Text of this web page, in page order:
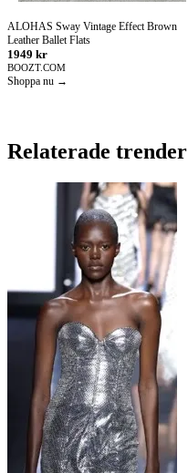
ALOHAS Sway Vintage Effect Brown
Leather Ballet Flats
1949 kr
BOOZT.COM
Shoppa nu →
Relaterade trender